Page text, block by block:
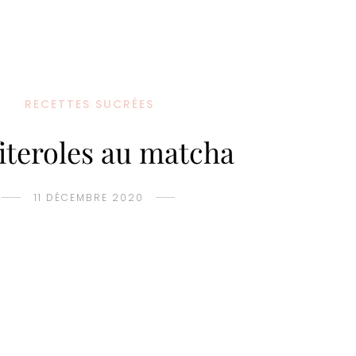
RECETTES SUCRÉES
au matcha
11 DÉCEMBRE 2020